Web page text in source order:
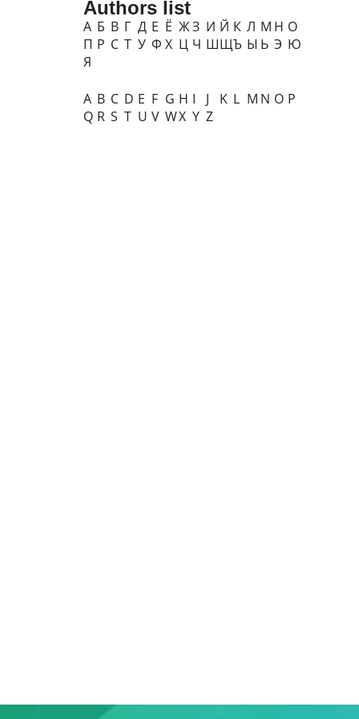
Authors list
А Б В Г Д Е Ё ЖЗ И Й К Л М Н О
П Р С Т У Ф Х Ц Ч ШЩЪ Ы Ь Э Ю
Я
A B C D E F G H I J K L M N O P
Q R S T U V WX Y Z